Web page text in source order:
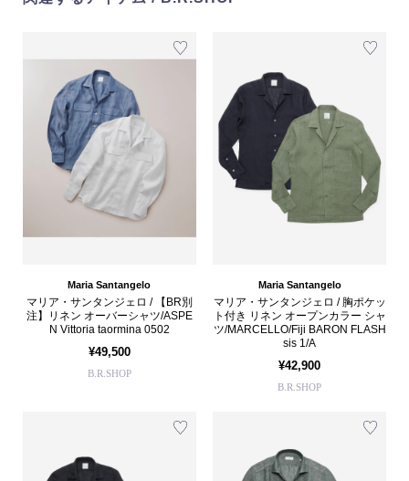
Maria Santangelo
マリア・サンタンジェロ / 【BR別
注】リネン オーバーシャツ/ASPE
N Vittoria taormina 0502
¥49,500
B.R.SHOP
Maria Santangelo
マリア・サンタンジェロ / 胸ポケッ
ト付き リネン オープンカラー シャ
ツ/MARCELLO/Fiji BARON FLASH
sis 1/A
¥42,900
B.R.SHOP